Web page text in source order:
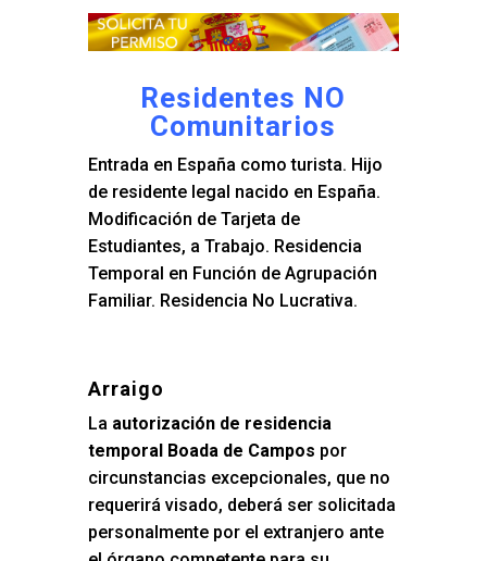
Residentes NO
Comunitarios
Entrada en España como turista. Hijo
de residente legal nacido en España.
Modificación de Tarjeta de
Estudiantes, a Trabajo. Residencia
Temporal en Función de Agrupación
Familiar. Residencia No Lucrativa.
Arraigo
La autorización de residencia
temporal Boada de Campos por
circunstancias excepcionales, que no
requerirá visado, deberá ser solicitada
personalmente por el extranjero ante